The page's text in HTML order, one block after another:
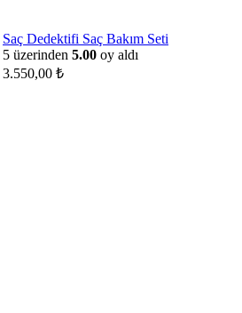
Saç Dedektifi Saç Bakım Seti
5 üzerinden 5.00 oy aldı
3.550,00 ₺